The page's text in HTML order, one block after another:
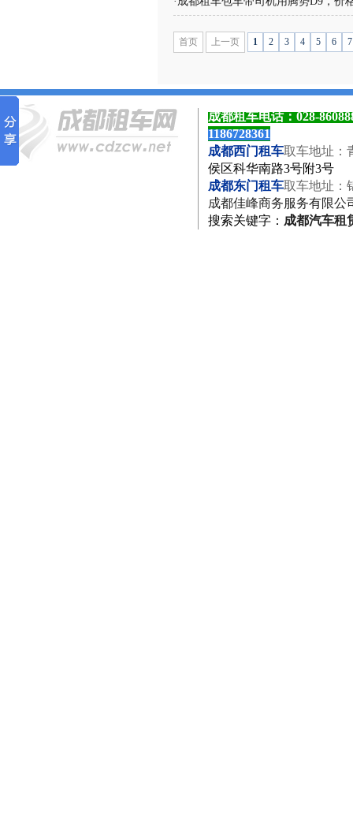
首页 上一页 1 2 3 4 5 6 7
成都租车电话：028-
1186728361
成都西门租车取车地址
侯区科华南路3号附3号
成都东门租车取车地址
成都佳峰商务服务有限公
搜索关键字 ： 成都汽车租